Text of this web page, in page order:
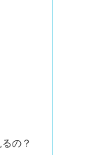
の？